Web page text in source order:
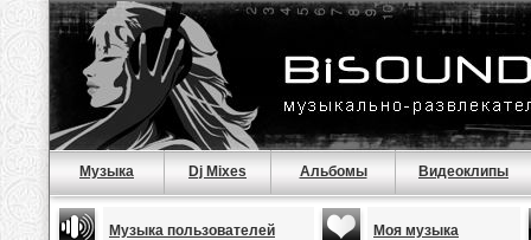
Музыка Dj Mixes Альбомы Видеоклипы
Музыка пользователей Моя музыка